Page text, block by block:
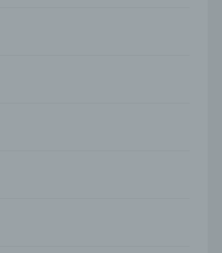
Daten zu verarbeiten.
von der betroffenen
und unmissverständlich
Handlung, mit der
Daten einverstanden